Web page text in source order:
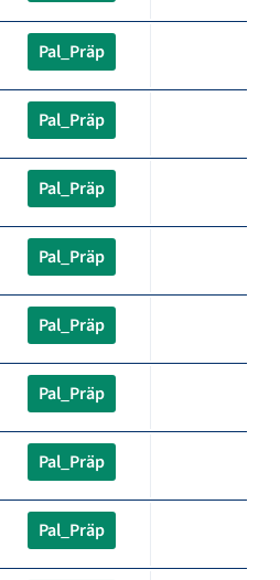
Pal_Präp
Pal_Präp
Pal_Präp
Pal_Präp
Pal_Präp
Pal_Präp
Pal_Präp
Pal_Präp